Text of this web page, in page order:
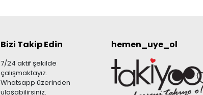
Bizi Takip Edin
7/24 aktif şekilde
çalışmaktayız.
Whatsapp üzerinden
ulaşabilirsiniz.
hemen_uye_ol